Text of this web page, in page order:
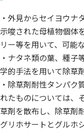
・外見からセイヨウナ
示唆された母植物個体
リー等を用いて、可能
・ナタネ類の葉、種子
学的手法を用いて除草
・除草剤耐性タンパク
れたものについては、
草剤を散布し、除草剤
グリホサートとグルホ